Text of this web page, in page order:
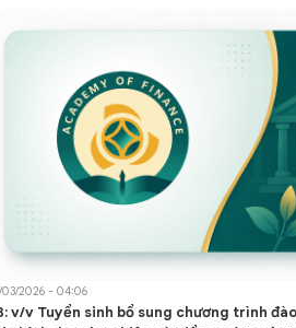
2026 - 04:06
v/v Tuyển sinh bổ sung chương trình